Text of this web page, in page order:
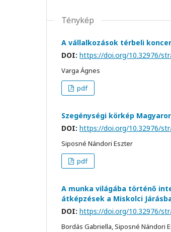
Ténykép
A vállalkozások térbeli
DOI: https://doi.org/10.32976/
Varga Ágnes
pdf
Szegénységi körkép
DOI: https://doi.org/10.32976/
Siposné Nándori Eszter
pdf
A munka világába történő
átképzések a Miskolci
DOI: https://doi.org/10.32976/
Bordás Gabriella, Siposné Nándori